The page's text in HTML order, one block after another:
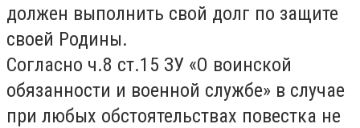
должен выполнить свой долг по защите
своей Родины.
Согласно ч.8 ст.15 ЗУ «О воинской
обязанности и военной службе» в случае
при любых обстоятельствах повестка не